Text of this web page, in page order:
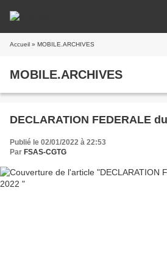
Accueil » MOBILE.ARCHIVES
MOBILE.ARCHIVES
DECLARATION FEDERALE
Publié le 02/01/2022 à 22:53
Par FSAS-CGTG